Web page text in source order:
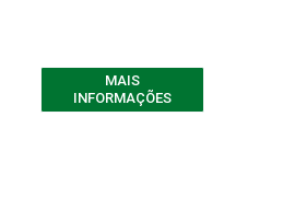
MAIS
INFORMAÇÕES